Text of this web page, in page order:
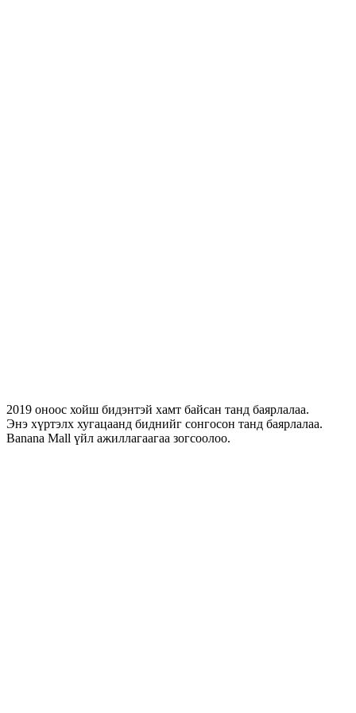
2019 оноос хойш бидэнтэй хамт байсан танд баярлалаа.
Энэ хүртэлх хугацаанд биднийг сонгосон танд баярлалаа.
Banana Mall үйл ажиллагаагаа зогсоолоо.